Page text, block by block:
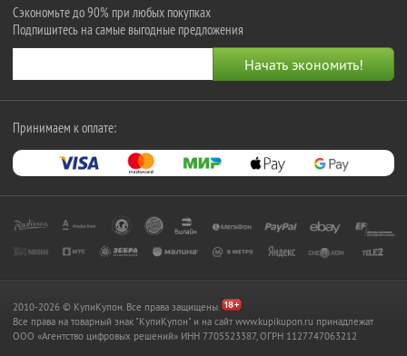
Сэкономьте до 90% при любых покупках
Подпишитесь на самые выгодные предложения
Принимаем к оплате:
2010-2026 © КупиКупон. Все права защищены.
Все права на товарный знак "КупиКупон" и на сайт www.kupikupon.ru принадлежат
OOO «Агентство цифровых решений» ИНН 7705523387, ОГРН 1127747063212